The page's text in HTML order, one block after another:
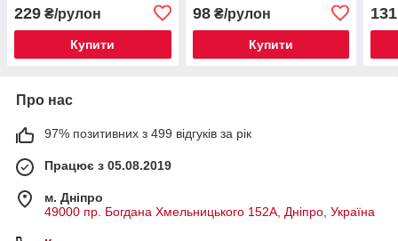
229 ₴/рулон
Купити
98₴/рулон
Купити
131
Про нас
97% позитивних з 499 відгуків за рік
Працює з 05.08.2019
м. Дніпро
49000 пр. Богдана Хмельницького 152А, Дніпро, Україна